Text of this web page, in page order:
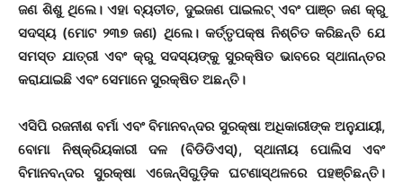
ଜଣ ଶିଶୁ ଥିଲେ। ଏହା ବ୍ୟତୀତ, ଦୁଇଜଣ ପାଇଲଟ୍ ଏବଂ ପାଞ୍ଚ ଜଣ କ୍ରୁ
ସଦସ୍ୟ (ମୋଟ ୨୩୭ ଜଣ) ଥିଲେ। କର୍ତ୍ତୃପକ୍ଷ ନିଶ୍ଚିତ କରିଛନ୍ତି ଯେ
ସମସ୍ତ ଯାତ୍ରୀ ଏବଂ କ୍ରୁ ସଦସ୍ୟଙ୍କୁ ସୁରକ୍ଷିତ ଭାବରେ ସ୍ଥାନାନ୍ତର
କରାଯାଇଛି ଏବଂ ସେମାନେ ସୁରକ୍ଷିତ ଅଛନ୍ତି।
ଏସିପି ରଜନୀଶ ବର୍ମା ଏବଂ ବିମାନବନ୍ଦର ସୁରକ୍ଷା ଅଧିକାରୀଙ୍କ ଅନୁଯାୟୀ,
ବୋମା ନିଷ୍କ୍ରିୟକାରୀ ଦଳ (ବିଡିଡିଏସ୍), ସ୍ଥାନୀୟ ପୋଲିସ ଏବଂ
ବିମାନବନ୍ଦର ସୁରକ୍ଷା ଏଜେନ୍ସିଗୁଡ଼ିକ ଘଟଣାସ୍ଥଳରେ ପହଞ୍ଚିଛନ୍ତି।